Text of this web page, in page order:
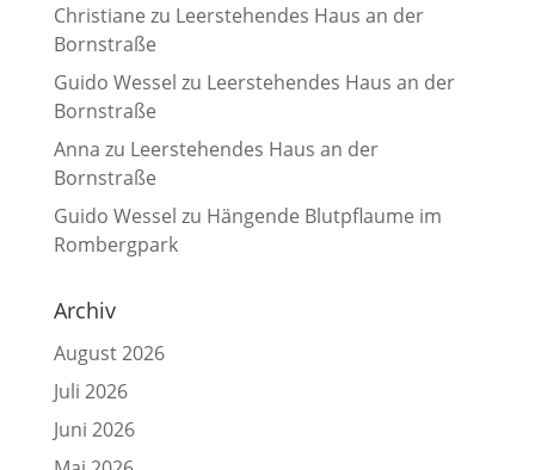
Christiane zu Leerstehendes Haus an der
Bornstraße
Guido Wessel zu Leerstehendes Haus an der
Bornstraße
Anna zu Leerstehendes Haus an der
Bornstraße
Guido Wessel zu Hängende Blutpflaume im
Rombergpark
Archiv
August 2026
Juli 2026
Juni 2026